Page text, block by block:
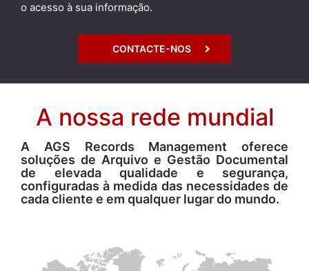
o acesso à sua informação.
CONTACTE-NOS
A nossa rede mundial
A AGS Records Management oferece
soluções de Arquivo e Gestão Documental
de elevada qualidade e segurança,
configuradas à medida das necessidades de
cada cliente e em qualquer lugar do mundo.